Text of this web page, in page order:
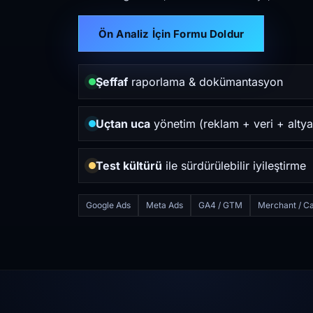
Ön Analiz İçin Formu Doldur
Şeffafraporlama & dokümantasyon
Uçtan uca yönetim (reklam + veri +
Test kültürü ile sürdürülebilir iyileştirme
Google Ads Meta Ads GA4 / GTM Merchant /